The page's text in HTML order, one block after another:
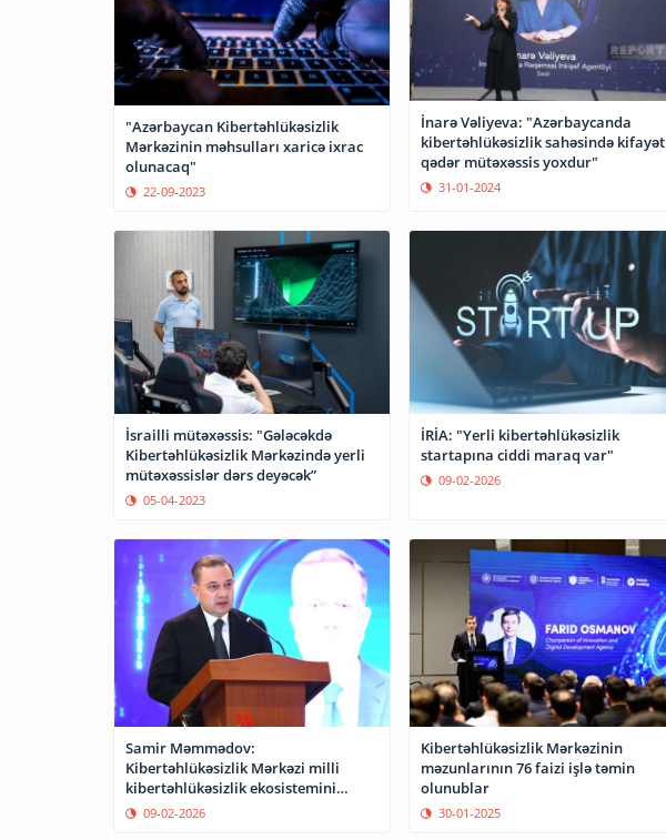
"Azərbaycan Kibertəhlükəsizlik
Mərkəzinin məhsulları xaricə ixrac
olunacaq"
22-09-2023
İnarə Vəliyeva: "Azərbaycanda
kibertəhlükəsizlik sahəsində kifayət
qədər mütəxəssis yoxdur"
31-01-2024
İsrailli mütəxəssis: "Gələcəkdə
Kibertəhlükəsizlik Mərkəzində yerli
mütəxəssislər dərs deyəcək”
05-04-2023
İRİA: "Yerli kibertəhlükəsizlik
startapına ciddi maraq var"
09-02-2026
Samir Məmmədov:
Kibertəhlükəsizlik Mərkəzi milli
kibertəhlükəsizlik ekosistemini
gücləndirir
09-02-2026
Kibertəhlükəsizlik Mərkəzinin
məzunlarının 76 faizi işlə təmin
olunublar
30-01-2025